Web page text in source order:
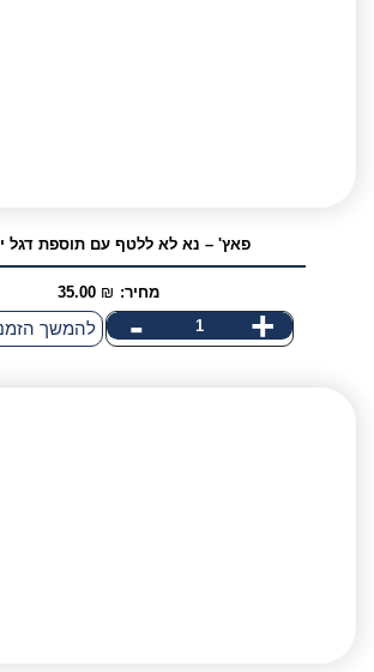
אני מאשר/ת קבלת דיוור
פאץ' – נא לא ללטף עם תוספת דגל
מחיר: 35.00 ₪
+
כמות
- להמשך